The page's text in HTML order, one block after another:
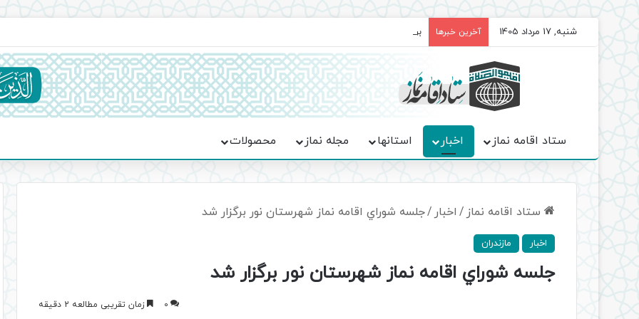
شنبه, 17 مرداد 1405 آخرین خبرها برگزاری باشکوه نمازهای جماعت در موکب فاطمه الزهرا (س)
ستاد اقامه نماز اخبار استانها مجله نماز محصولات
ستاد اقامه نماز / اخبار /جلسه شوراي اقامه نماز شهرستان نور برگزار شد
اخبار مازندران
جلسه شوراي اقامه نماز شهرستان نور برگزار شد
0 زمان تقریبی مطالعه 2 دقیقه